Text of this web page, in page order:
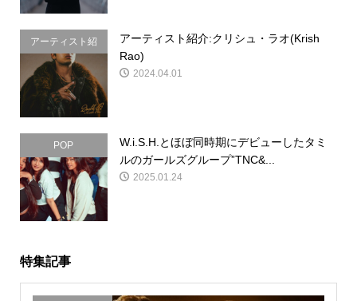
アーティスト紹
介
アーティスト紹介:クリシュ・ラオ(Krish
Rao)
2024.04.01
POP
W.i.S.H.とほぼ同時期にデビューしたタミ
ルのガールズグループ”TNC&...
2025.01.24
特集記事